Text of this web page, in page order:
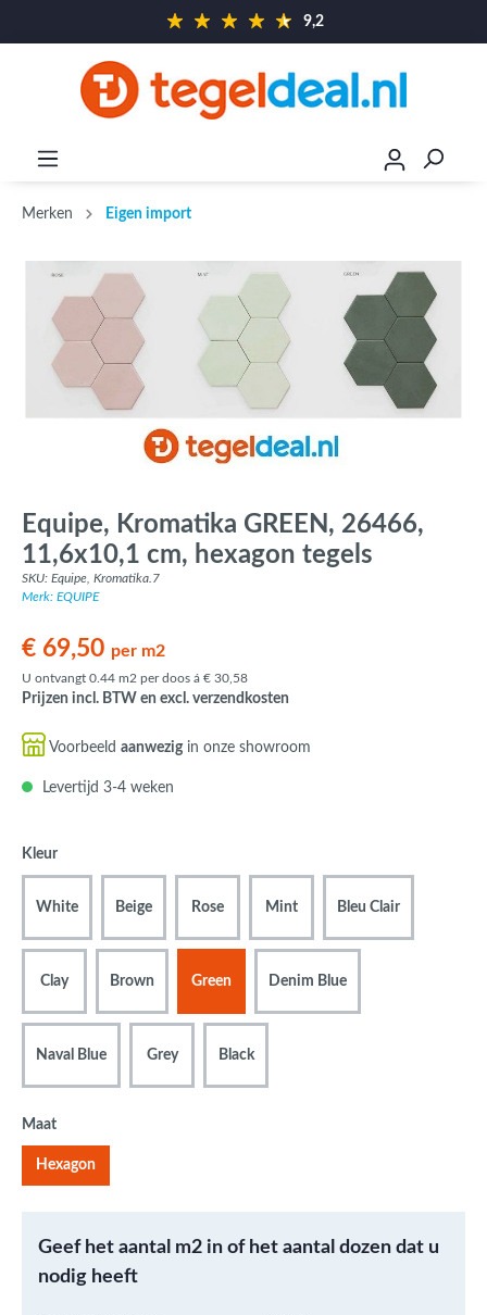
9,2
Merken Eigen import
Equipe, Kromatika GREEN, 26466,
11,6x10,1 cm, hexagon tegels
SKU: Equipe, Kromatika.7
Merk: EQUIPE
€ 69,50 per m2
U ontvangt 0.44 m2 per doos á € 30,58
Prijzen incl. BTW en excl. verzendkosten
Voorbeeld aanwezigin onze showroom
Levertijd 3-4 weken
Kleur
White Beige Rose Mint Bleu Clair
Clay Brown Green Denim Blue
Naval Blue Grey Black
Maat
Hexagon
Geef het aantal m2 in of het aantal dozen dat u
nodig heeft